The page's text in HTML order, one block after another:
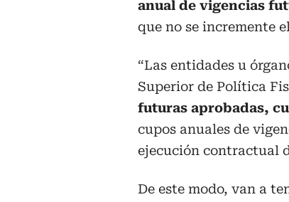
anual de vigencias
que no se incremente
“Las entidades u
Superior de Política
futuras aprobadas,
cupos anuales de
ejecución contractual
De este modo, van a